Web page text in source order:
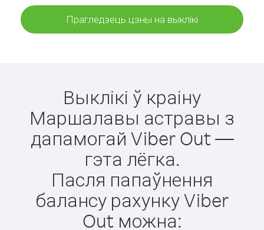
Прагледзець цэны на выклікі
Выклікі ў краіну
Маршалавы астравы з
дапамогай Viber Out —
гэта лёгка.
Пасля папаўнення
балансу рахунку Viber
Out можна: